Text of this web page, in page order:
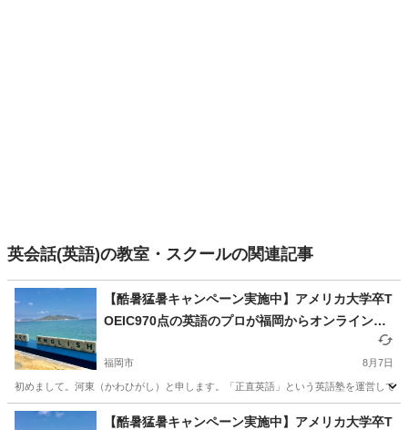
英会話(英語)の教室・スクールの関連記事
【酷暑猛暑キャンペーン実施中】アメリカ大学卒T
OEIC970点の英語のプロが福岡からオンラインで
福岡市 8月7日
初めまして。河東（かわひがし）と申します。「正直英語」という英語塾を運営して
福岡 福岡市 TOEIC(R)テスト
【酷暑猛暑キャンペーン実施中】アメリカ大学卒T